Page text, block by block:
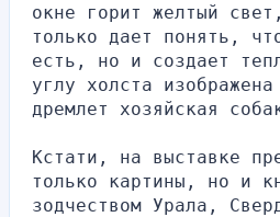
окне горит желтый
только дает понять,
есть, но и создает
углу холста
дремлет хозяйская
Кстати, на выставке
только картины, но и
зодчеством Урала,